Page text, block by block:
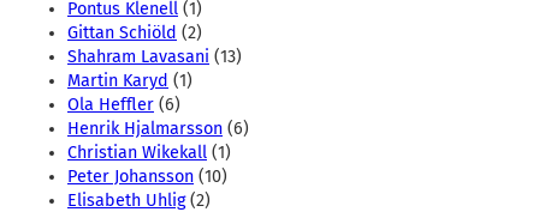
Pontus Klenell (1)
Gittan Schiöld (2)
Shahram Lavasani (13)
Martin Karyd (1)
Ola Heffler (6)
Henrik Hjalmarsson (6)
Christian Wikekall (1)
Peter Johansson (10)
Elisabeth Uhlig(2)